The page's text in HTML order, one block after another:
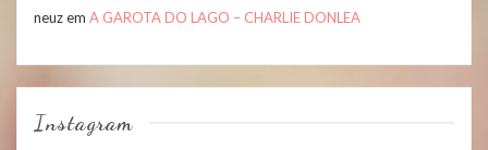
neuzem A GAROTA DO LAGO – CHARLIE DONLEA
Instagram